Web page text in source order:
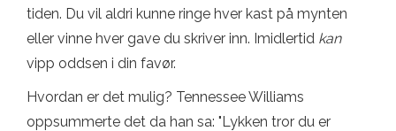
tiden. Du vil aldri kunne ringe hver kast på mynten
eller vinne hver gave du skriver inn. Imidlertid kan
vipp oddsen i din favør.
Hvordan er det mulig? Tennessee Williams
oppsummerte det da han sa: "Lykken tror du er